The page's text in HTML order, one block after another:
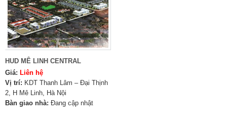
HUD MÊ LINH CENTRAL
Giá: Liên hệ
Vị trí: KDT Thanh Lâm – Đại Thịnh
2, H Mê Linh, Hà Nội
Bàn giao nhà: Đang cập nhật